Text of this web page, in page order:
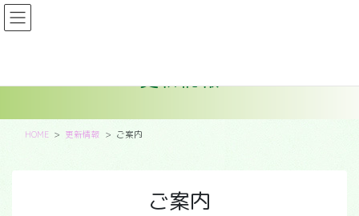
コ
ン
に
ナ
ビ
ョ
更新情報
HOME 更新情報 ご案内
ご案内